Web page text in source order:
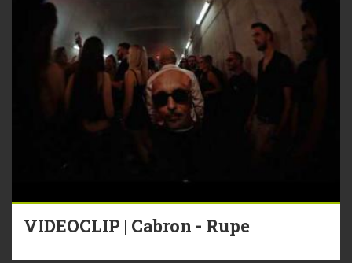
VIDEOCLIP | Cabron - Rupe